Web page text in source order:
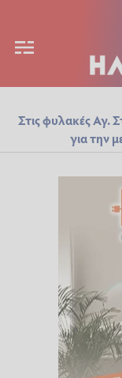
Στις φυλακές Αγ.
για την